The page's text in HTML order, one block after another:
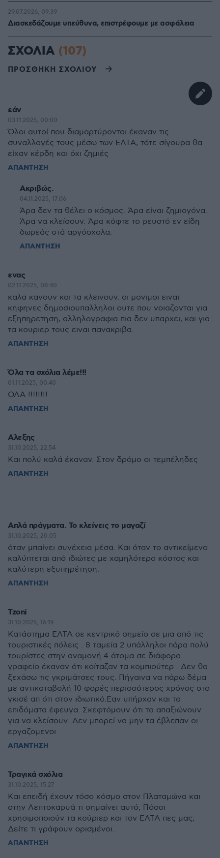
Διασκεδάζουμε υπεύθυνα, επιστρέφουμε με ασφάλεια
29.07.2026, 09:39
ΣΧΟΛΙΑ (107)
ΠΡΟΣΘΗΚΗ ΣΧΟΛΙΟΥ
εάν
03.11.2025, 00:00
Όλοι αυτοί που διαμαρτύρονται έκαναν τις
συναλλαγές τους μέσω των ΕΛΤΑ, τότε σίγουρα θα
είχαν κέρδη και όχι ζημιές
ΑΠΑΝΤΗΣΗ
Ακριβώς.
04.11.2025, 17:06
Άρα δεν τα θέλει ο κόσμος. Άρα είναι ζημιογόνα.
Άρα να κλείσουν. Άρα κόφτε το ρευστό εν είδη
δωρεάς στά αργόσχολα.
ΑΠΑΝΤΗΣΗ
ενας
02.11.2025, 08:40
καλα κανουν και τα κλεινουν. οι μονιμοι ειναι
κηφηνες δημοσιουπαλληλοι ουτε που νοιαζονται για
εξηπηρετηση, αλληλογραφια πια δεν υπαρχει, και για
τα κουριερ τους ειναι πανακριβα.
ΑΠΑΝΤΗΣΗ
Όλα τα σχόλια λέμε!!!
01.11.2025, 00:40
ΟΛΑ !!!!!!!!
ΑΠΑΝΤΗΣΗ
Αλεξης
31.10.2025, 22:54
Και πολύ καλά έκαναν. Στον δρόμο οι τεμπέληδες
ΑΠΑΝΤΗΣΗ
Απλά πράγματα. Το κλείνεις το μαγαζί
31.10.2025, 20:05
όταν μπαίνει συνέχεια μέσα. Και όταν το αντικείμενο
καλύπτεται από ιδιώτες με χαμηλότερο κόστος και
καλύτερη εξυπηρέτηση.
ΑΠΑΝΤΗΣΗ
Tzoni
31.10.2025, 16:19
Κατάστημα ΕΛΤΑ σε κεντρικό σημείο σε μια από τις
τουριστικές πόλεις . 8 ταμεία 2 υπάλληλοι πάρα πολύ
τουρίστες στην αναμονή 4 άτομα σε διάφορα
γραφείο έκαναν ότι κοίταζαν τα κομπιούτερ . Δεν θα
ξεχάσω τις γκριμάτσες τους. Πήγαινα να πάρω δέμα
με αντικαταβολή 10 φορές περισσότερος χρόνος στο
γκισέ απ ότι στον ιδιωτικό.Εαν υπήρχαν και τα
επιδόματα έφευγα. Σκεφτόμουν ότι τα απαξιώνουν
για να κλείσουν .Δεν μπορεί να μην τα έβλεπαν οι
εργαζομενοι
ΑΠΑΝΤΗΣΗ
Τραγικά σχόλια
31.10.2025, 15:27
Και επειδή έχουν τόσο κόσμο στον Πλαταμώνα και
στην Λεπτοκαρυά τι σημαίνει αυτό; Πόσοι
χρησιμοποιούν τα κούριερ και τον ΕΛΤΑ πες μας;
Δείτε τι γράφουν ορισμένοι.
ΑΠΑΝΤΗΣΗ